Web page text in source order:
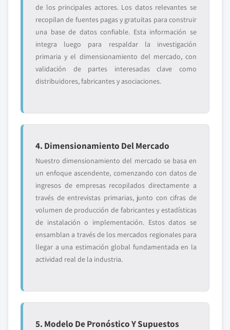
de los principales actores. Los datos relevantes se
recopilan de fuentes pagas y gratuitas para construir
una base de datos confiable. Esta información se
integra luego para respaldar la investigación
primaria y el dimensionamiento del mercado, con
validación de partes interesadas clave como
distribuidores, fabricantes y asociaciones.
4. Dimensionamiento Del Mercado
Nuestro dimensionamiento del mercado se basa en
un enfoque ascendente, comenzando con datos de
ingresos de empresas recopilados directamente a
través de entrevistas primarias, junto con cifras de
volumen de producción de fabricantes y estadísticas
de instalación o implementación. Estos datos se
ensamblan a través de los mercados regionales para
llegar a una estimación global fundamentada en la
actividad real de la industria.
5. Modelo De Pronóstico Y Supuestos